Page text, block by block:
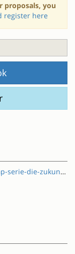
proposals, you
register here
demokratie-barcamp/